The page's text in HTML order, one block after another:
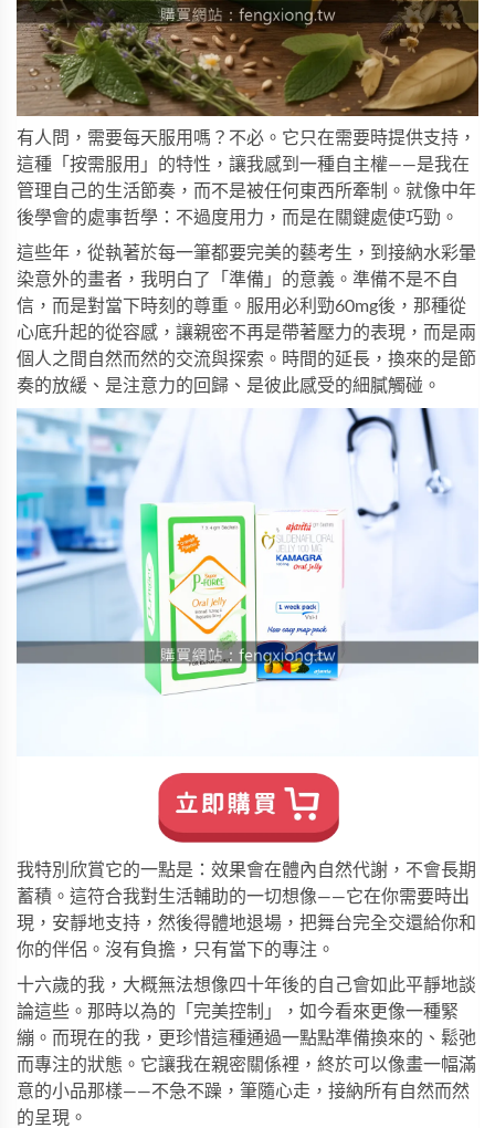
有人問，需要每天服用嗎？不必。它只在需要時提供支持，
這種「按需服用」的特性，讓我感到一種自主權——是我在
管理自己的生活節奏，而不是被任何東西所牽制。就像中年
後學會的處事哲學：不過度用力，而是在關鍵處使巧勁。
這些年，從執著於每一筆都要完美的藝考生，到接納水彩暈
染意外的畫者，我明白了「準備」的意義。準備不是不自
信，而是對當下時刻的尊重。服用必利勁60mg後，那種從
心底升起的從容感，讓親密不再是帶著壓力的表現，而是兩
個人之間自然而然的交流與探索。時間的延長，換來的是節
奏的放緩、是注意力的回歸、是彼此感受的細膩觸碰。
我特別欣賞它的一點是：效果會在體內自然代謝，不會長期
蓄積。這符合我對生活輔助的一切想像——它在你需要時出
現，安靜地支持，然後得體地退場，把舞台完全交還給你和
你的伴侶。沒有負擔，只有當下的專注。
十六歲的我，大概無法想像四十年後的自己會如此平靜地談
論這些。那時以為的「完美控制」，如今看來更像一種緊
繃。而現在的我，更珍惜這種通過一點點準備換來的、鬆弛
而專注的狀態。它讓我在親密關係裡，終於可以像畫一幅滿
意的小品那樣——不急不躁，筆隨心走，接納所有自然而然
的呈現。